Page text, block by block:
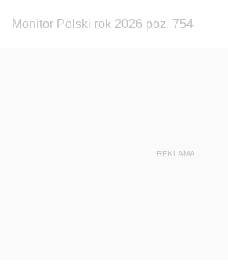
Monitor Polski rok 2026 poz. 754
REKLAMA